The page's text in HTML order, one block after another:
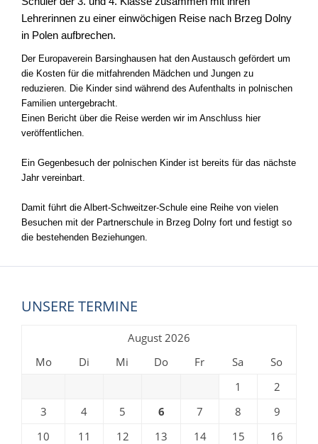
Lehrerinnen zu einer einwöchigen Reise nach Brzeg Dolny
in Polen aufbrechen.
Der Europaverein Barsinghausen hat den Austausch gefördert um
die Kosten für die mitfahrenden Mädchen und Jungen zu
reduzieren. Die Kinder sind während des Aufenthalts in polnischen
Familien untergebracht.
Einen Bericht über die Reise werden wir im Anschluss hier
veröffentlichen.
Ein Gegenbesuch der polnischen Kinder ist bereits für das nächste
Jahr vereinbart.
Damit führt die Albert-Schweitzer-Schule eine Reihe von vielen
Besuchen mit der Partnerschule in Brzeg Dolny fort und festigt so
die bestehenden Beziehungen.
UNSERE TERMINE
August 2026
Mo
Di Mi Do Fr Sa
So
1
2
3
4 5 6 7 8
9
10
11 12 13 14 15
16